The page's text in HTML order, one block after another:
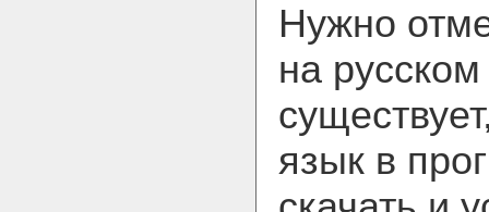
Нужно
на
язык в